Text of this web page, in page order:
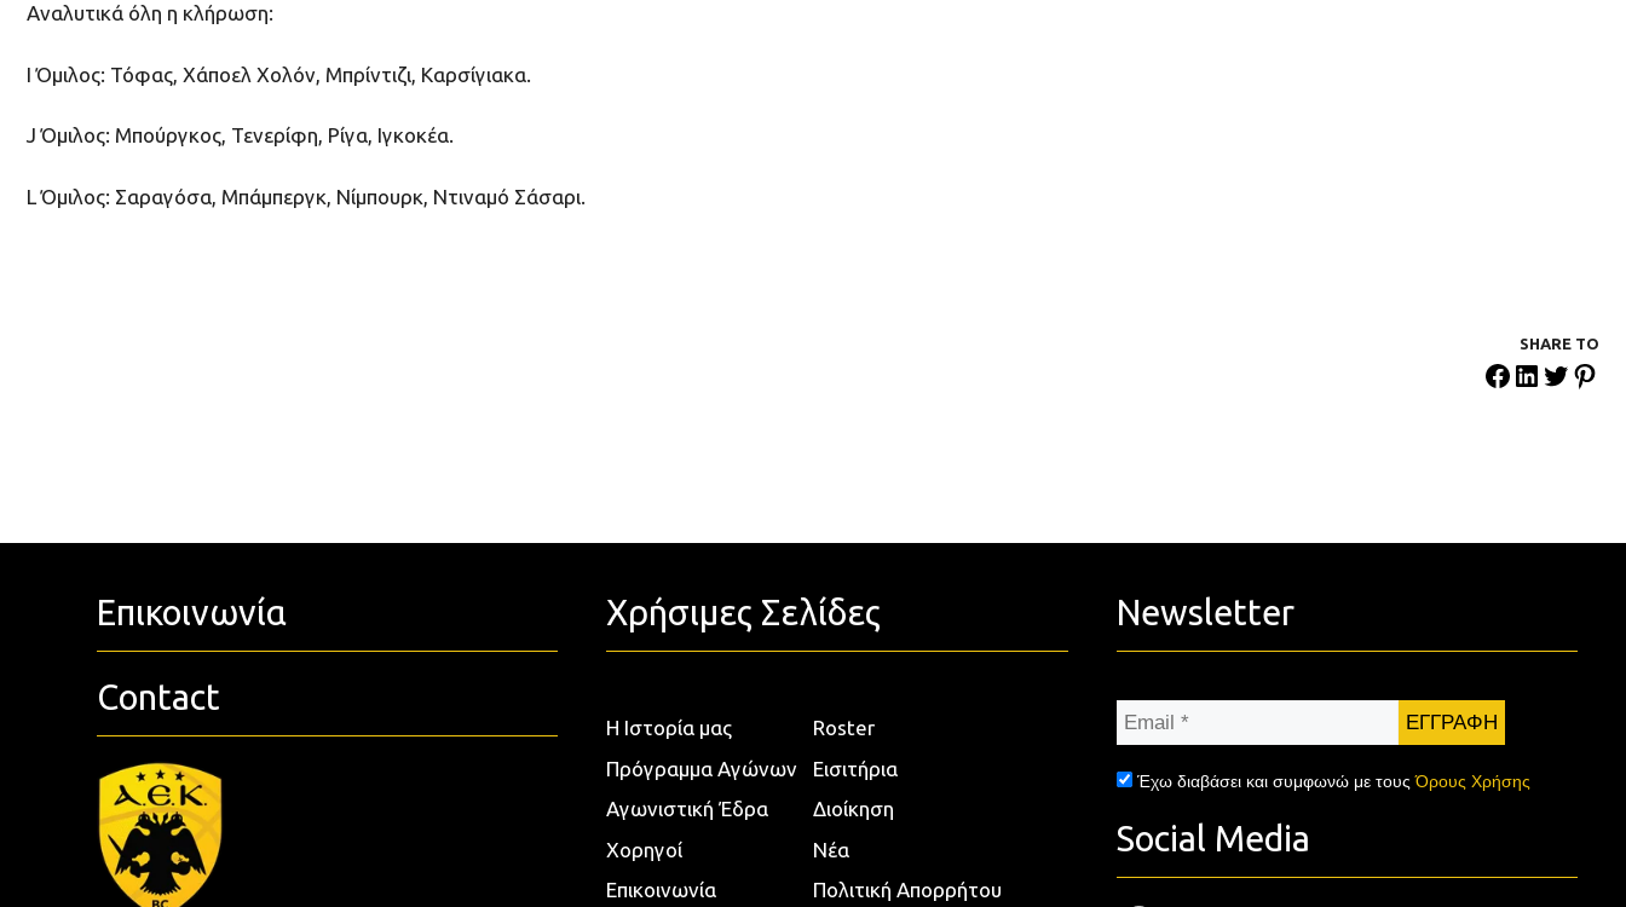
Αναλυτικά όλη η κλήρωση:
Ι Όμιλος: Τόφας, Χάποελ Χολόν, Μπρίντιζι, Καρσίγιακα.
J Όμιλος: Μπούργκος, Τενερίφη, Ρίγα, Ιγκοκέα.
L Όμιλος: Σαραγόσα, Μπάμπεργκ, Νίμπουρκ, Ντιναμό Σάσαρι.
SHARE ΤΟ
Επικοινωνία
Contact
Χρήσιμες Σελίδες
Η Ιστορία μας
Roster
Πρόγραμμα Αγώνων
Εισιτήρια
Αγωνιστική Έδρα
Διοίκηση
Χορηγοί
Νέα
Επικοινωνία
Πολιτική Απορρήτου
Newsletter
Email
Έχω διαβάσει και συμφωνώ με τουςΌρους Χρήσης
Social Media